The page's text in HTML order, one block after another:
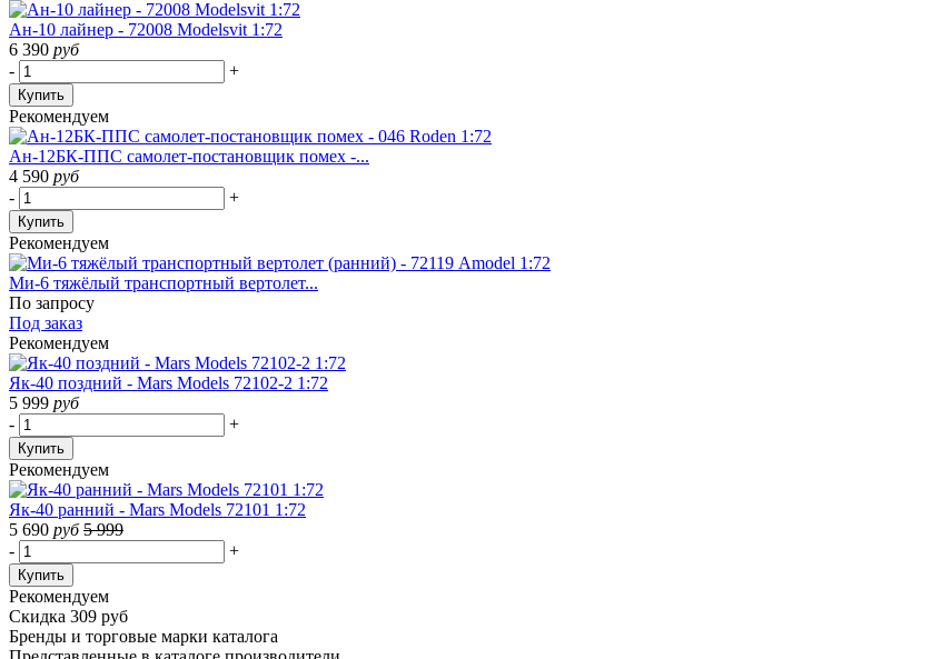
Ан-10 лайнер - 72008 Modelsvit 1:72
6 390 руб
-
+
Купить
Рекомендуем
Ан-12БК-ППС самолет-постановщик помех -...
4 590 руб
-
+
Купить
Рекомендуем
Ми-6 тяжёлый транспортный вертолет...
По запросу
Под заказ
Рекомендуем
Як-40 поздний - Mars Models 72102-2 1:72
5 999 руб
-
+
Купить
Рекомендуем
Як-40 ранний - Mars Models 72101 1:72
5 690 руб 5 999
-
+
Купить
Рекомендуем
Скидка 309 руб
Бренды и торговые марки каталога